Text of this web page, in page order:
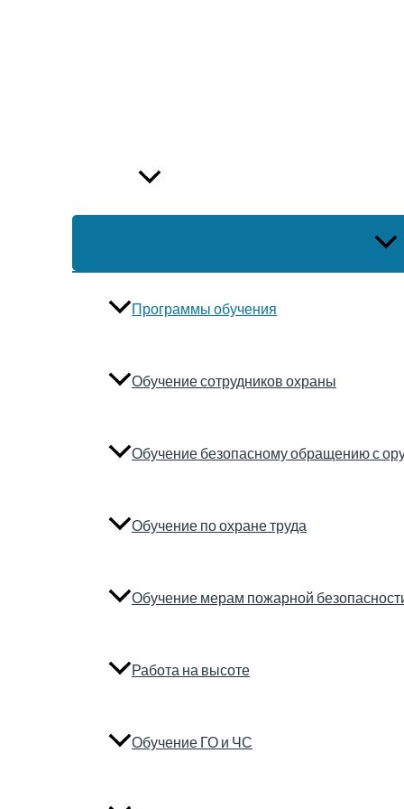
Программы обучения
Обучение сотрудников охраны
Обучение безопасному обращению с
Обучение по охране труда
Обучение мерам пожарной
Работа на высоте
Обучение ГО и ЧС